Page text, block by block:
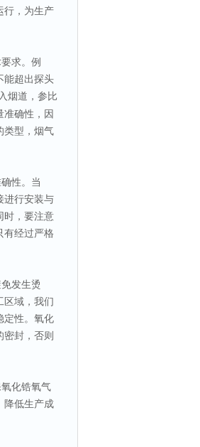
行，为生产
求。例
能超出探头
烟道，参比
准确性，因
类型，烟气
性。 当
进行安装与
时，要注意
有经过严格
发生烫
区域，我们
定性。氧化
封，否则
化锆氧气
降低生产成